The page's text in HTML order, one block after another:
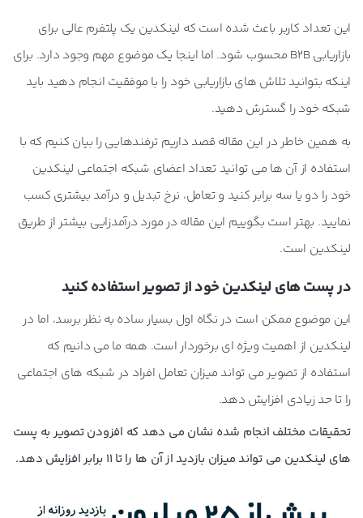
این تعداد کاربر باعث شده است که لینکدین یک پلتفرم عالی برای
بازاریابی B2B محسوب شود. اما اینجا یک موضوع مهم وجود دارد. برای
اینکه بتوانید تلاش های بازاریابی خود را با موفقیت انجام دهید باید
شبکه خود را گسترش دهید.
به همین خاطر در این مقاله قصد داریم ترفندهایی را بیان کنیم که با
استفاده از آن ها می توانید تعداد اعضای شبکه اجتماعی لینکدین
خود را دو یا سه برابر کنید و تعامل، نرخ تبدیل و درآمد بیشتری کسب
نمایید. بهتر است بگوییم این مقاله در مورد درآمدزایی بیشتر از طریق
لینکدین است.
در پست های لینکدین خود از تصویر استفاده کنید
این موضوع ممکن است در نگاه اول بسیار ساده به نظر برسد، اما در
لینکدین از اهمیت ویژه ای برخوردار است. همه ما می دانیم که
استفاده از تصویر می تواند میزان تعامل افراد در شبکه های اجتماعی
را تا حد زیادی افزایش دهد.
تحقیقات مختلف انجام شده نشان می دهد که افزودن تصویر به پست
های لینکدین می تواند میزان بازدید از آن ها را تا 11 برابر افزایش دهد.